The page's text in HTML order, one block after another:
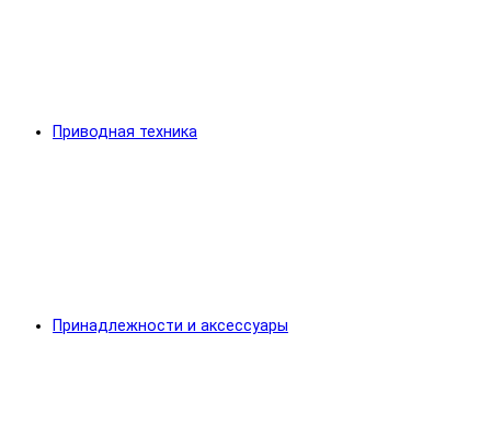
Приводная техника
Принадлежности и аксессуары